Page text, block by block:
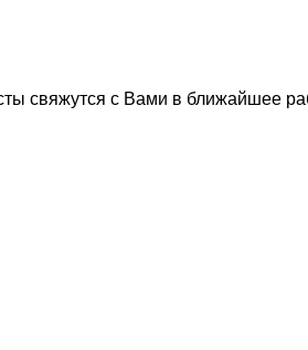
свяжутся с Вами в ближайшее